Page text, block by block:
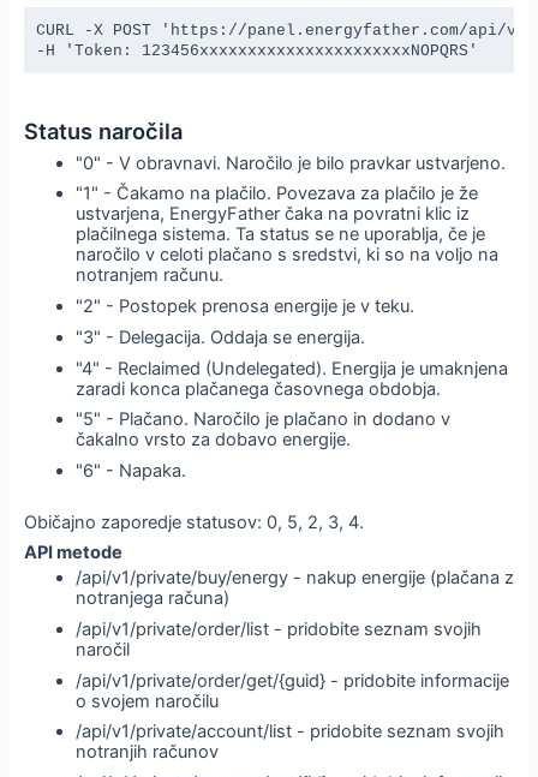
CURL -X POST 'https://panel.energyfather.com/api/
-H 'Token: 123456xxxxxxxxxxxxxxxxxxxxxxNOPQRS'
Status naročila
"0" - V obravnavi. Naročilo je bilo pravkar ustvarjeno.
"1" - Čakamo na plačilo. Povezava za plačilo je že
ustvarjena, EnergyFather čaka na povratni klic iz
plačilnega sistema. Ta status se ne uporablja, če je
naročilo v celoti plačano s sredstvi, ki so na voljo na
notranjem računu.
"2" - Postopek prenosa energije je v teku.
"3" - Delegacija. Oddaja se energija.
"4" - Reclaimed (Undelegated). Energija je umaknjena
zaradi konca plačanega časovnega obdobja.
"5" - Plačano. Naročilo je plačano in dodano v
čakalno vrsto za dobavo energije.
"6" - Napaka.
Običajno zaporedje statusov: 0, 5, 2, 3, 4.
API metode
/api/v1/private/buy/energy - nakup energije (plačana z
notranjega računa)
/api/v1/private/order/list - pridobite seznam svojih
naročil
/api/v1/private/order/get/{guid} - pridobite informacije
o svojem naročilu
/api/v1/private/account/list - pridobite seznam svojih
notranjih računov